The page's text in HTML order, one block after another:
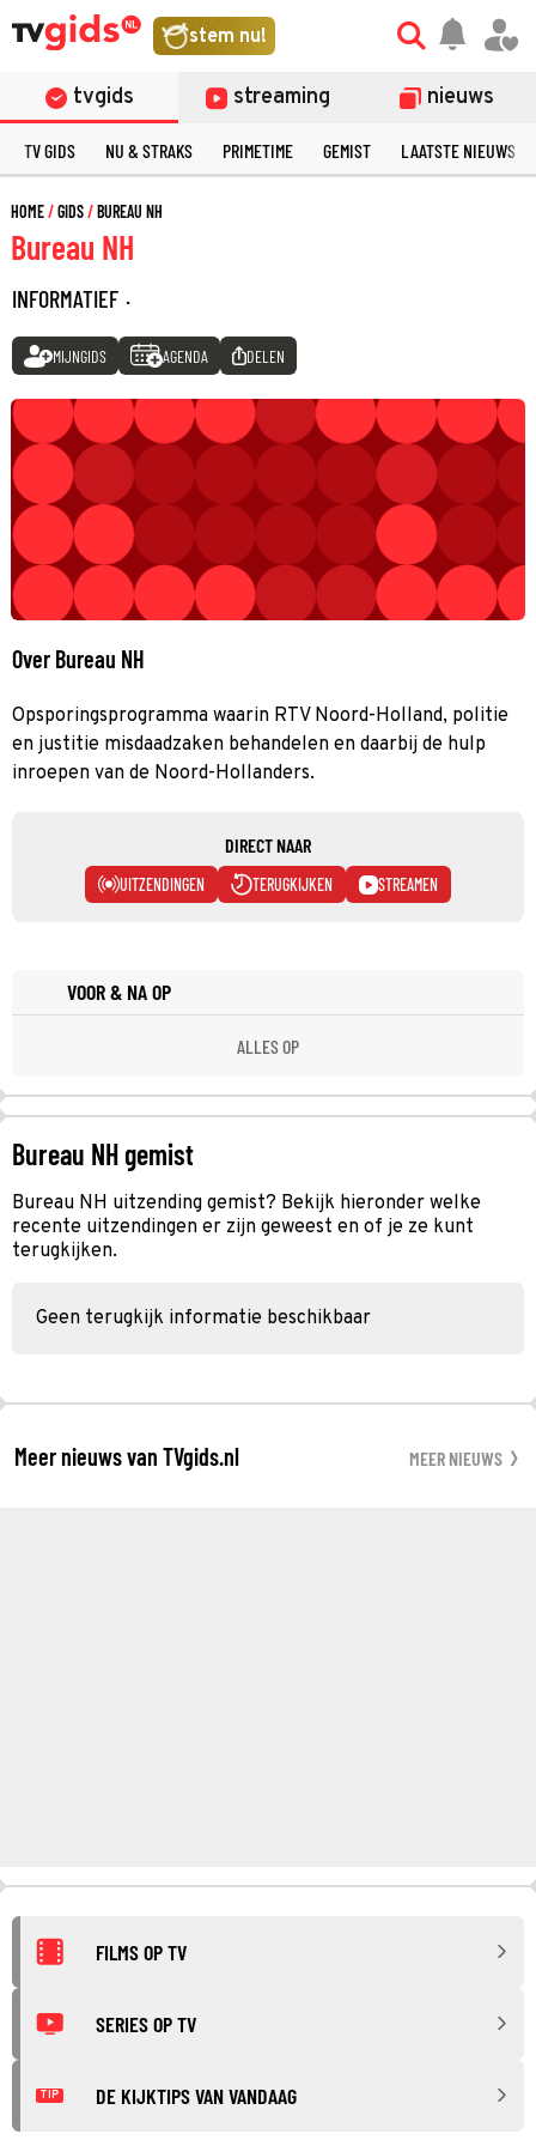
stem nu!
tvgids streaming nieuws
TV GIDS NU & STRAKS PRIMETIME GEMIST LAATSTE NIEUWS
HOME GIDS BUREAU NH
Bureau NH
INFORMATIEF ·
MIJNGIDS AGENDA DELEN
Over Bureau NH
Opsporingsprogramma waarin RTV Noord-Holland, politie
en justitie misdaadzaken behandelen en daarbij de hulp
inroepen van de Noord-Hollanders.
DIRECT NAAR
UITZENDINGEN TERUGKIJKEN STREAMEN
VOOR & NA OP
ALLES OP
Bureau NH gemist
Bureau NH uitzending gemist? Bekijk hieronder welke
recente uitzendingen er zijn geweest en of je ze kunt
terugkijken.
Geen terugkijk informatie beschikbaar
Meer nieuws van TVgids.nl MEER NIEUWS
FILMS OP TV
SERIES OP TV
TIP DE KIJKTIPS VAN VANDAAG